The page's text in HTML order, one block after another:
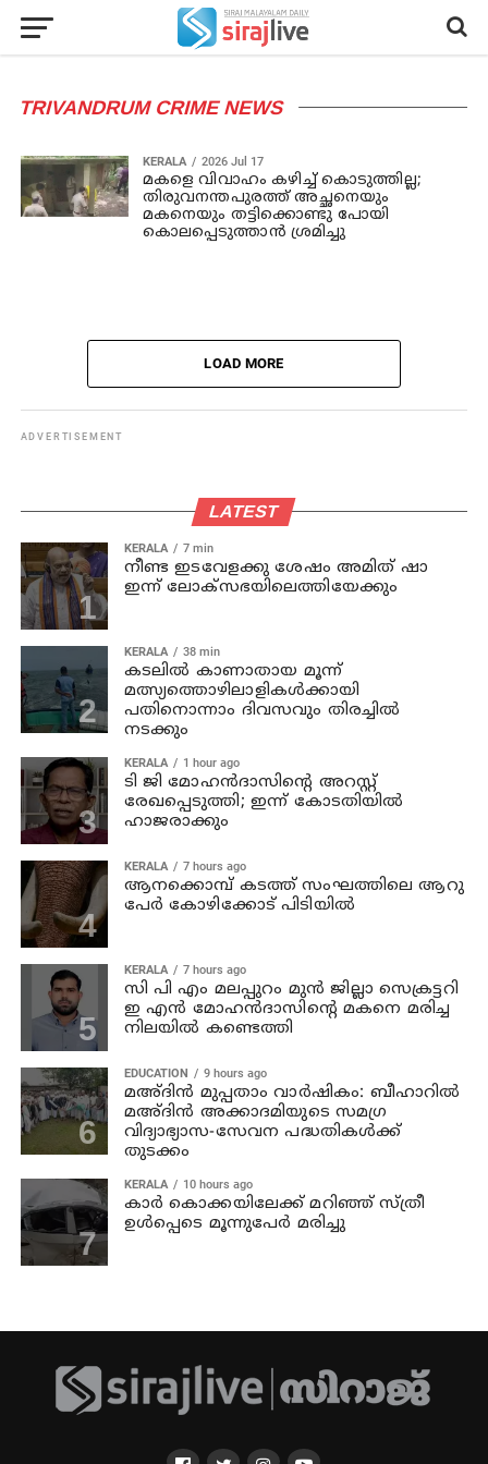
TRIVANDRUM CRIME NEWS
KERALA 2026 Jul 17
മകളെ വിവാഹം കഴിച്ച് കൊടുത്തില്ല;
തിരുവനന്തപുരത്ത് അച്ഛനെയും
മകനെയും തട്ടിക്കൊണ്ടു പോയി
കൊലപ്പെടുത്താന്‍ ശ്രമിച്ചു
LOAD MORE
ADVERTISEMENT
LATEST
KERALA 7 min
നീണ്ട ഇടവേളക്കു ശേഷം അമിത് ഷാ
ഇന്ന് ലോക്‌സഭയിലെത്തിയേക്കും
KERALA 38 min
കടലില്‍ കാണാതായ മൂന്ന്
മത്സ്യത്തൊഴിലാളികള്‍ക്കായി
പതിനൊന്നാം ദിവസവും തിരച്ചില്‍
നടക്കും
KERALA 1 hour ago
ടി ജി മോഹന്‍ദാസിന്റെ അറസ്റ്റ്
രേഖപ്പെടുത്തി; ഇന്ന് കോടതിയില്‍
ഹാജരാക്കും
KERALA 7 hours ago
ആനക്കൊമ്പ് കടത്ത് സംഘത്തിലെ ആറു
പേര്‍ കോഴിക്കോട് പിടിയില്‍
KERALA 7 hours ago
സി പി എം മലപ്പുറം മുന്‍ ജില്ലാ സെക്രട്ടറി
ഇ എന്‍ മോഹന്‍ദാസിന്റെ മകനെ മരിച്ച
നിലയില്‍ കണ്ടെത്തി
EDUCATION 9 hours ago
മഅ്ദിന്‍ മുപ്പതാം വാര്‍ഷികം: ബീഹാറില്‍
മഅ്ദിന്‍ അക്കാദമിയുടെ സമഗ്ര
വിദ്യാഭ്യാസ-സേവന പദ്ധതികള്‍ക്ക്
തുടക്കം
KERALA 10 hours ago
കാര്‍ കൊക്കയിലേക്ക് മറിഞ്ഞ് സ്ത്രീ
ഉള്‍പ്പെടെ മൂന്നുപേര്‍ മരിച്ചു